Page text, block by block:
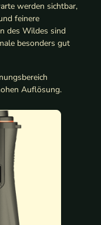
werden sichtbar,
feinere
des Wildes sind
besonders gut
Auflösung.